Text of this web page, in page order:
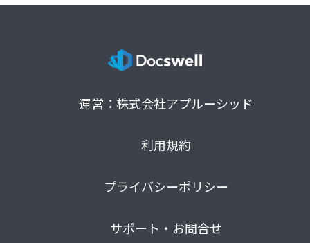
運営：株式会社アプルーシッド
利用規約
プライバシーポリシー
サポート・お問合せ